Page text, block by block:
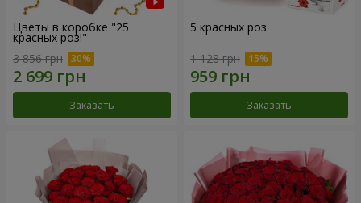
Цветы в коробке "25
красных роз!"
3 856 грн
Заказать
5 красных роз
1 128 грн
Заказать